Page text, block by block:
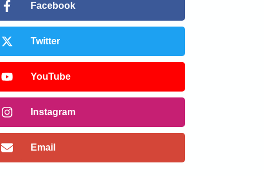
Facebook
Twitter
YouTube
Instagram
Email